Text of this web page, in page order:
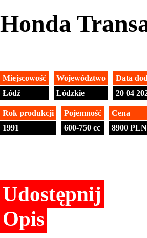
Honda
Miejscowość
Łódź
Województwo
Lódzkie
Data
20 04
Rok produkcji
1991
Pojemność
600-750 cc
Cena
8900 PLN
Udostępnij
Opis